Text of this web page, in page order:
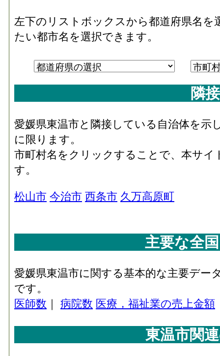
左下のリストボックスから都道府県名
たい都市名を選択できます。
隣
愛媛県東温市と隣接している自治体を示
に限ります。
市町村名をクリックすることで、本サ
す。
松山市 今治市 西条市 久万高原町
主要な全
愛媛県東温市に関する基本的な主要デ
です。
医師数 ｜ 病院数 医療，福祉業の売上金額
東温市関